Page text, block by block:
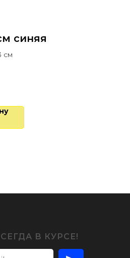
синяя
см
В КУРСЕ!